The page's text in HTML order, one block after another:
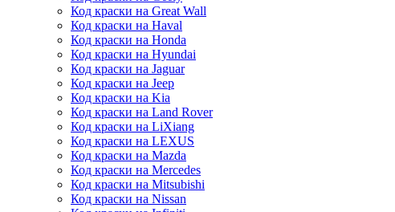
Код краски на Great Wall
Код краски на Haval
Код краски на Honda
Код краски на Hyundai
Код краски на Jaguar
Код краски на Jeep
Код краски на Kia
Код краски на Land Rover
Код краски на LiXiang
Код краски на LEXUS
Код краски на Mazda
Код краски на Mercedes
Код краски на Mitsubishi
Код краски на Nissan